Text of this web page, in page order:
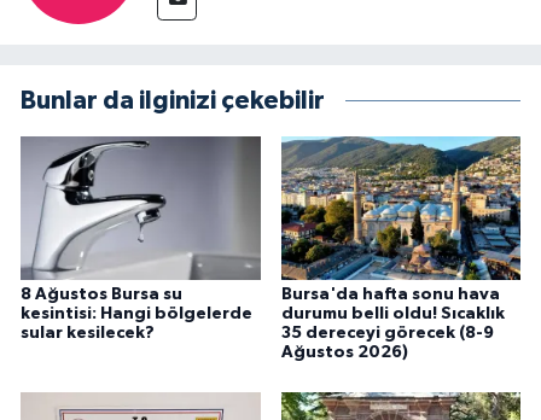
Bunlar da ilginizi çekebilir
8 Ağustos Bursa su
kesintisi: Hangi bölgelerde
sular kesilecek?
Bursa'da hafta sonu hava
durumu belli oldu! Sıcaklık
35 dereceyi görecek (8-9
Ağustos 2026)